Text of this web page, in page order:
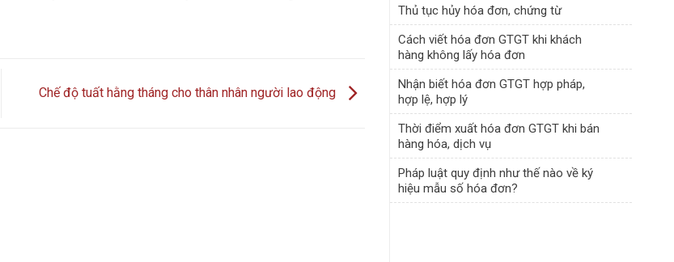
Chế độ tuất hằng tháng cho thân nhân người lao động
Thủ tục hủy hóa đơn, chứng từ
Cách viết hóa đơn GTGT khi khách
hàng không lấy hóa đơn
Nhận biết hóa đơn GTGT hợp pháp,
hợp lệ, hợp lý
Thời điểm xuất hóa đơn GTGT khi bán
hàng hóa, dịch vụ
Pháp luật quy định như thế nào về ký
hiệu mẫu số hóa đơn?